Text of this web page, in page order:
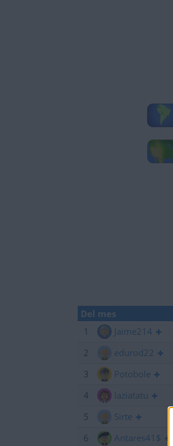
Del mes
1
Jaime214
2
edurod22
3
Potobole
4
laziatatu
5
Sirte
6
Antares41$